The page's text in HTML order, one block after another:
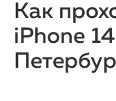
Как
iPhone